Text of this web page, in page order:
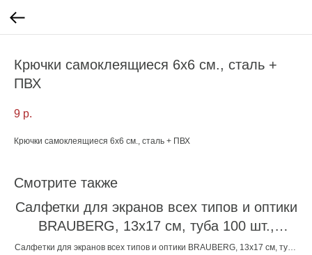
Крючки самоклеящиеся 6х6 см., сталь +
ПВХ
9 р.
Крючки самоклеящиеся 6х6 см., сталь + ПВХ
Смотрите также
Салфетки для экранов всех типов и оптики
BRAUBERG, 13х17 см, туба 100 шт.,
влажные
Салфетки для экранов всех типов и оптики BRAUBERG, 13х17 см, туба